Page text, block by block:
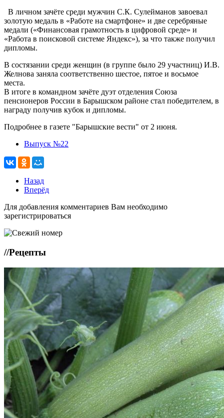
В личном зачёте среди мужчин С.К. Сулейманов завоевал
золотую медаль в «Работе на смартфоне» и две серебряные
медали («Финансовая грамотность в цифровой среде» и
«Работа в поисковой системе Яндекс»), за что также получил
дипломы.
В состязании среди женщин (в группе было 29 участниц) И.В.
Желнова заняла соответственно шестое, пятое и восьмое
места.
В итоге в командном зачёте дуэт отделения Союза
пенсионеров России в Барышском районе стал победителем, в
награду получив кубок и дипломы.
Подробнее в газете "Барышские вести" от 2 июня.
Выпуск №22
Назад
Вперёд
Для добавления комментариев Вам необходимо
зарегистрироваться
//Рецепты